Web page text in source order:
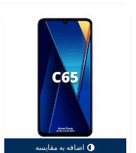
اضافه به مقایسه